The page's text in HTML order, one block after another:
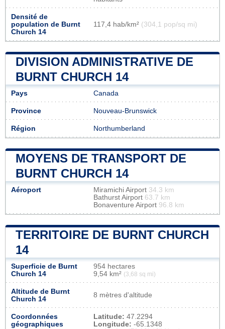
Densité de
population de Burnt
Church 14
117,4 hab/km² (304,1 pop/sq mi)
DIVISION ADMINISTRATIVE DE
BURNT CHURCH 14
Pays Canada
Province Nouveau-Brunswick
Région Northumberland
MOYENS DE TRANSPORT DE
BURNT CHURCH 14
Aéroport Miramichi Airport 34.3 km
Bathurst Airport 63.7 km
Bonaventure Airport 96.8 km
TERRITOIRE DE BURNT CHURCH
14
Superficie de Burnt
Church 14
954 hectares
9,54 km² (3,68 sq mi)
Altitude de Burnt
Church 14
8 mètres d'altitude
Coordonnées
géographiques
Latitude: 47.2294
Longitude: -65.1348